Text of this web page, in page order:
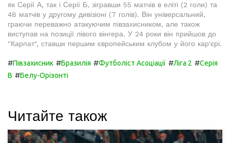
як Серії А, так і Серії Б, зігравши 55 матчів в еліті (2 голи) та
48 матчів у другому дивізіоні (7 голів). Він універсальний,
граючи переважно атакуючим півзахисником, але також
виступав на позиції лівого вінгера. У 24 роки він прийшов до
"Карпат", ставши першим європейським клубом у його кар'єрі.
#Півзахисник #Бразилія #Футболіст Асоціації #Ліга 2 #Серія
B #Белу-Орізонті
Читайте також